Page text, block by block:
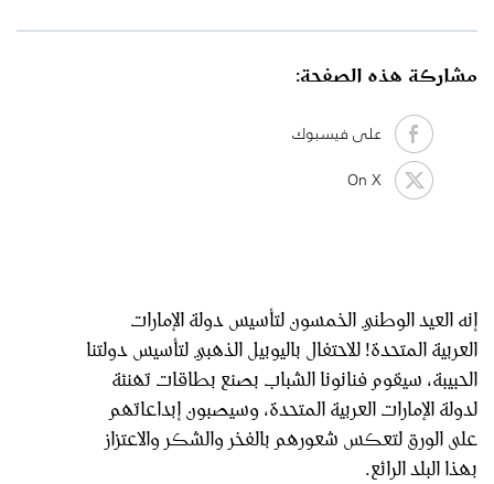
مشاركة هذه الصفحة:
على فيسبوك
إنه العيد الوطني الخمسون لتأسيس دولة الإمارات
العربية المتحدة! للاحتفال باليوبيل الذهبي لتأسيس دولتنا
الحبيبة، سيقوم فنانونا الشباب بصنع بطاقات تهنئة
لدولة الإمارات العربية المتحدة، وسيصبون إبداعاتهم
على الورق لتعكس شعورهم بالفخر والشكر والاعتزاز
بهذا البلد الرائع.